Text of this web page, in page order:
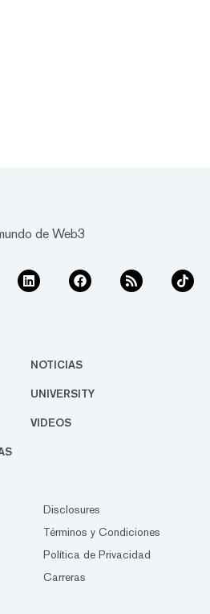
de Web3
NOTICIAS
UNIVERSITY
VIDEOS
Disclosures
Términos y Condiciones
Política de Privacidad
Carreras